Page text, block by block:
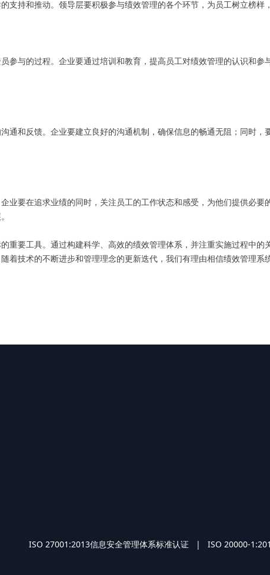
支持和推动。领导层要积极参与绩效管理的各个环节，为员工树立榜样
参与的过程。企业要通过培训和教育，提高员工对绩效管理的认识和参
通和反馈。企业要建立良好的沟通机制，确保信息的畅通无阻；同时
业要在追求业绩的同时，关注员工的工作状态和感受，为他们提供必要
。
重要工具。通过构建科学、高效的绩效管理体系，并注重实施过程中的
着技术的不断进步和管理理念的更新迭代，我们有理由相信绩效管理系
ISO 27001:2013信息安全管理体系标准认证 | ISO 20000-